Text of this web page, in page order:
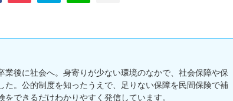
業後に社会へ。身寄りが少ない環境のなかで、社会保障や保
た。公的制度を知ったうえで、足りない保障を民間保険で補
をできるだけわかりやすく発信しています。